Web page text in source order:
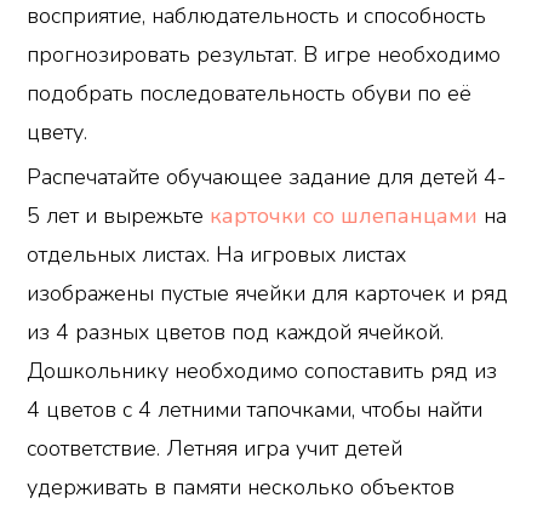
восприятие, наблюдательность и способность
прогнозировать результат. В игре необходимо
подобрать последовательность обуви по её
цвету.
Распечатайте обучающее задание для детей 4-
5 лет и вырежьте карточки со шлепанцами на
отдельных листах. На игровых листах
изображены пустые ячейки для карточек и ряд
из 4 разных цветов под каждой ячейкой.
Дошкольнику необходимо сопоставить ряд из
4 цветов с 4 летними тапочками, чтобы найти
соответствие. Летняя игра учит детей
удерживать в памяти несколько объектов